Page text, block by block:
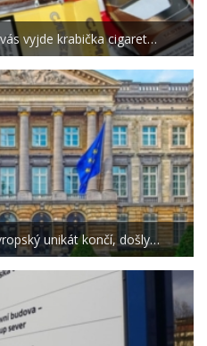
vyjde krabička cigaret…
unikát končí, došly…